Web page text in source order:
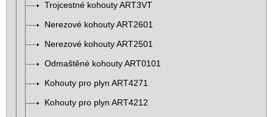
Trojcestné kohouty ART3VT
Nerezové kohouty ART2601
Nerezové kohouty ART2501
Odmaštěné kohouty ART0101
Kohouty pro plyn ART4271
Kohouty pro plyn ART4212